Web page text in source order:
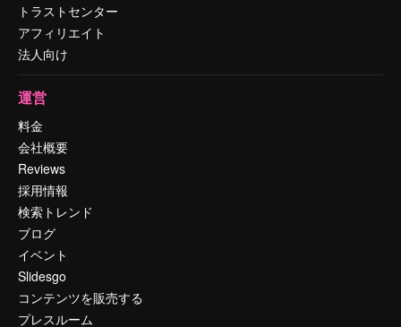
トラストセンター
アフィリエイト
法人向け
運営
料金
会社概要
Reviews
採用情報
検索トレンド
ブログ
イベント
Slidesgo
コンテンツを販売する
プレスルーム